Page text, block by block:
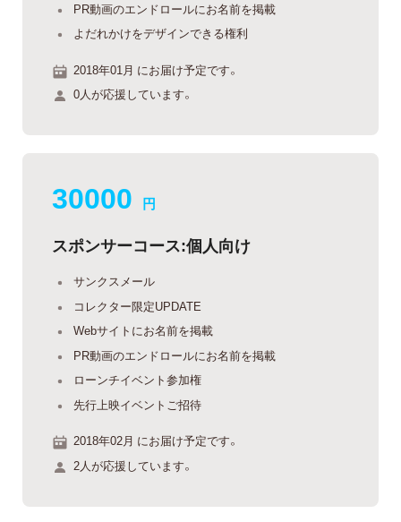
PR動画のエンドロールにお名前を掲載
よだれかけをデザインできる権利
2018年01月 にお届け予定です。
0人が応援しています。
30000 円
スポンサーコース:個人向け
サンクスメール
コレクター限定UPDATE
Webサイトにお名前を掲載
PR動画のエンドロールにお名前を掲載
ローンチイベント参加権
先行上映イベントご招待
2018年02月 にお届け予定です。
2人が応援しています。